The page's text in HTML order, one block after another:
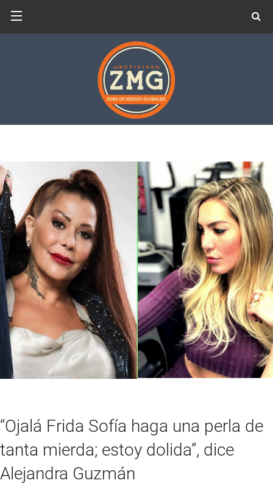
“Ojalá Frida Sofía haga una perla de
tanta mierda; estoy dolida”, dice
Alejandra Guzmán